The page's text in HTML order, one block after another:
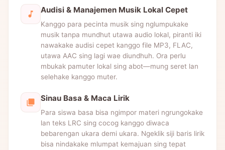
Audisi & Manajemen Musik Lokal Cepet
Kanggo para pecinta musik sing nglumpukake
musik tanpa mundhut utawa audio lokal, piranti iki
nawakake audisi cepet kanggo file MP3, FLAC,
utawa AAC sing lagi wae diundhuh. Ora perlu
mbukak pamuter lokal sing abot—mung seret lan
selehake kanggo muter.
Sinau Basa & Maca Lirik
Para siswa basa bisa ngimpor materi ngrungokake
lan teks LRC sing cocog kanggo diwaca
bebarengan ukara demi ukara. Ngeklik siji baris lirik
bisa nindakake mlumpat kemajuan sing tepat